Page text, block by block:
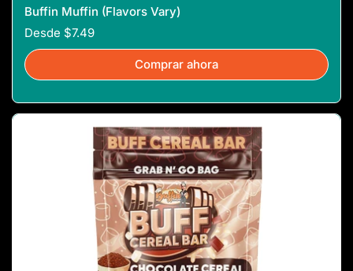
Buffin Muffin (Flavors Vary)
Desde $7.49
Comprar ahora